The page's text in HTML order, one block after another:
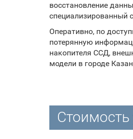
восстановление
специализированный
Оперативно, по
потерянную
накопителя ССД,
модели в городе
Стоимость